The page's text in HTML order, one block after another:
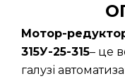
Мотор-
315У-25-315– це
галузі